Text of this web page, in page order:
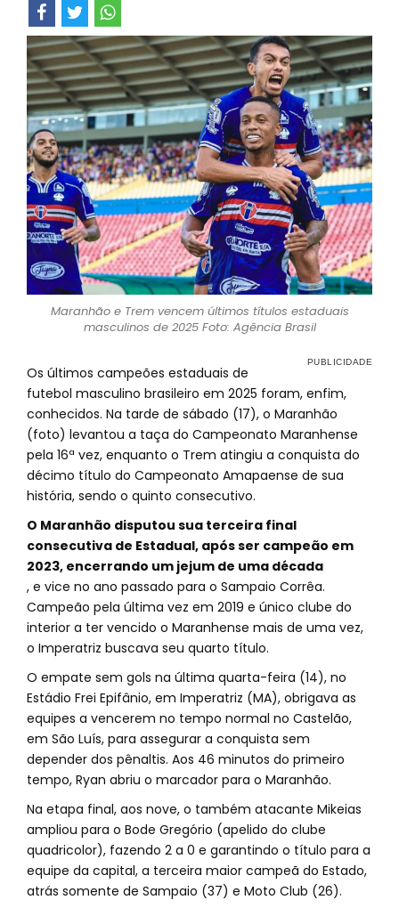
Maranhão e Trem vencem últimos títulos estaduais
masculinos de 2025 Foto: Agência Brasil
Os últimos campeões estaduais de
futebol masculino brasileiro em 2025 foram, enfim,
conhecidos. Na tarde de sábado (17), o Maranhão
(foto) levantou a taça do Campeonato Maranhense
pela 16ª vez, enquanto o Trem atingiu a conquista do
décimo título do Campeonato Amapaense de sua
história, sendo o quinto consecutivo.
O Maranhão disputou sua terceira final
consecutiva de Estadual, após ser campeão em
2023, encerrando um jejum de uma década
, e vice no ano passado para o Sampaio Corrêa.
Campeão pela última vez em 2019 e único clube do
interior a ter vencido o Maranhense mais de uma vez,
o Imperatriz buscava seu quarto título.
O empate sem gols na última quarta-feira (14), no
Estádio Frei Epifânio, em Imperatriz (MA), obrigava as
equipes a vencerem no tempo normal no Castelão,
em São Luís, para assegurar a conquista sem
depender dos pênaltis. Aos 46 minutos do primeiro
tempo, Ryan abriu o marcador para o Maranhão.
Na etapa final, aos nove, o também atacante Mikeias
ampliou para o Bode Gregório (apelido do clube
quadricolor), fazendo 2 a 0 e garantindo o título para a
equipe da capital, a terceira maior campeã do Estado,
atrás somente de Sampaio (37) e Moto Club (26).